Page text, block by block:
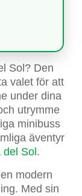
Sol? Den
valet för att
under dina
utrymme
minibuss
äventyr
Sol .
modern
Med sin